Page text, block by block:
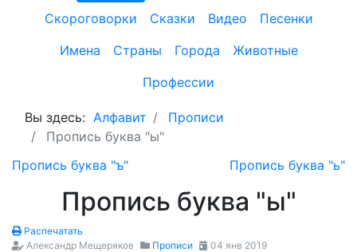
Скороговорки
Сказки Видео
Песенки
Имена
Страны Города
Животные
Профессии
Вы здесь: Алфавит
Прописи
Пропись буква "ы"
Пропись буква "ъ"
Пропись буква "ь"
Пропись буква "ы"
Распечатать
Александр Мещеряков
Прописи 04 янв 2019